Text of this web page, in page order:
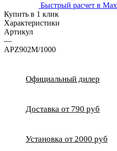
Быстрый расчет в Max
Купить в 1 клик
Характеристики
Артикул
—
APZ902M/1000
Официальный дилер
Доставка от 790 руб
Установка от 2000 руб